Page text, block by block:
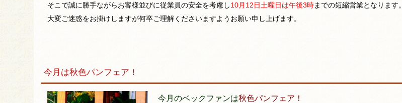
そこで誠に勝手ながらお客様並びに従業員の安全を考慮し10月12日土曜日は午後3時までの短縮営業となります。
大変ご迷惑をお掛けしますが何卒ご理解くださいますようお願い申し上げます。
今月は秋色パンフェア！
今月のベックファンは秋色パンフェア！